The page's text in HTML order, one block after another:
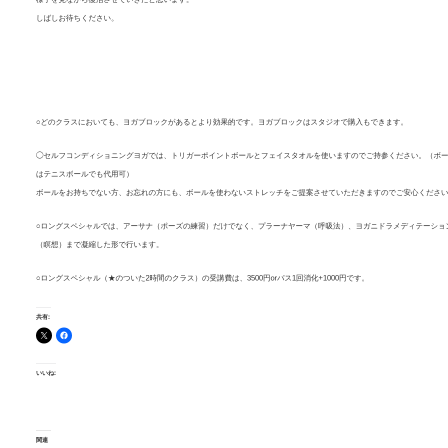
しばしお待ちください。
○どのクラスにおいても、ヨガブロックがあるとより効果的です。ヨガブロックはスタジオで購入もできます。
◯セルフコンディショニングヨガでは、トリガーポイントボールとフェイスタオルを使いますのでご持参ください。（ボ
はテニスボールでも代用可）
ボールをお持ちでない方、お忘れの方にも、ボールを使わないストレッチをご提案させていただきますのでご安心ください
○ロングスペシャルでは、アーサナ（ポーズの練習）だけでなく、プラーナヤーマ（呼吸法）、ヨガニドラメディテーショ
（瞑想）まで凝縮した形で行います。
○ロングスペシャル（★のついた2時間のクラス）の受講費は、3500円orパス1回消化+1000円です。
共有:
いいね:
関連